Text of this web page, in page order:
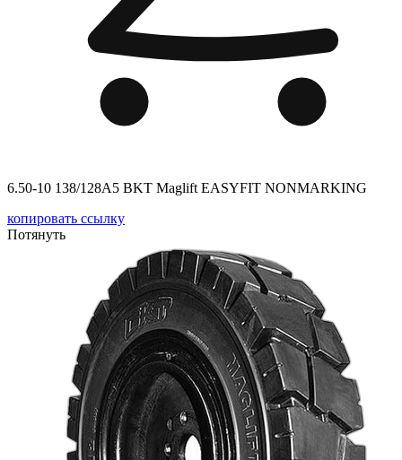
6.50-10 138/128A5 BKT Maglift EASYFIT NONMARKING
копировать ссылку
Потянуть